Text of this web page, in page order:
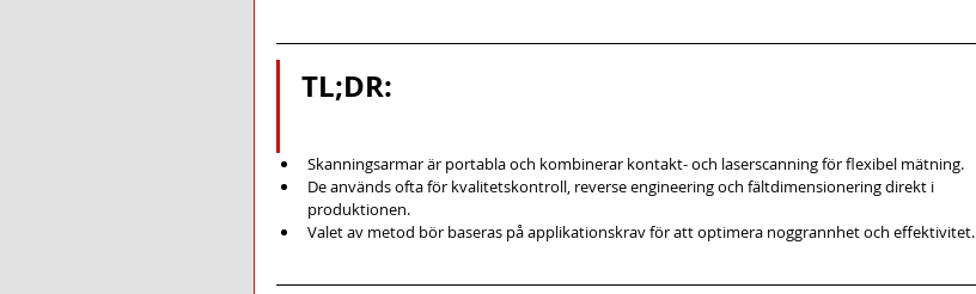
TL;DR:
Skanningsarmar är portabla och kombinerar kontakt- och laserscanning för flexibel mätning.
De används ofta för kvalitetskontroll, reverse engineering och fältdimensionering direkt i
produktionen.
Valet av metod bör baseras på applikationskrav för att optimera noggrannhet och effektivitet.